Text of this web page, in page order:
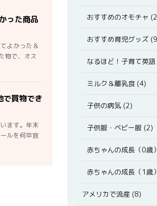
った商品
よかった＆
物で、オス
買物でき
ます。年末
ルを何卒宜
おすすめのオモチャ
おすすめ育児グッズ
なるほど！子育て英
ミルク＆離乳食 (4)
子供の病気 (2)
子供服・ベビー服 (2)
赤ちゃんの成長（0歳
赤ちゃんの成長（1歳
アメリカで流産 (8)